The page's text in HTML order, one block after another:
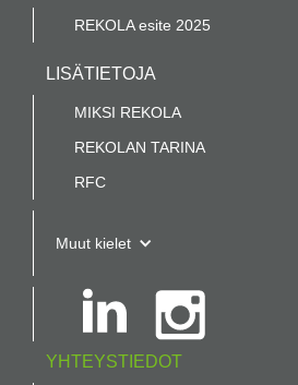
REKOLA esite 2025
LISÄTIETOJA
MIKSI REKOLA
REKOLAN TARINA
RFC
Muut kielet
YHTEYSTIEDOT